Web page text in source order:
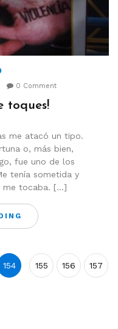
0 Comment
toques!
me atacó un tipo.
o, más bien,
fue uno de los
tenía sometida y
me tocaba. […]
154 155 156 157